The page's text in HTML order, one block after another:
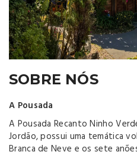
SOBRE NÓS
A Pousada
A Pousada Recanto Ninho
Jordão, possui uma temática
Branca de Neve e os sete